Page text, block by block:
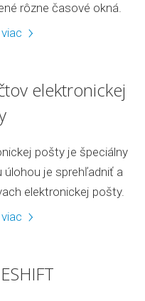
rôzne časové okná.
elektronickej
pošty je špeciálny
úlohou je sprehľadniť a
elektronickej pošty.